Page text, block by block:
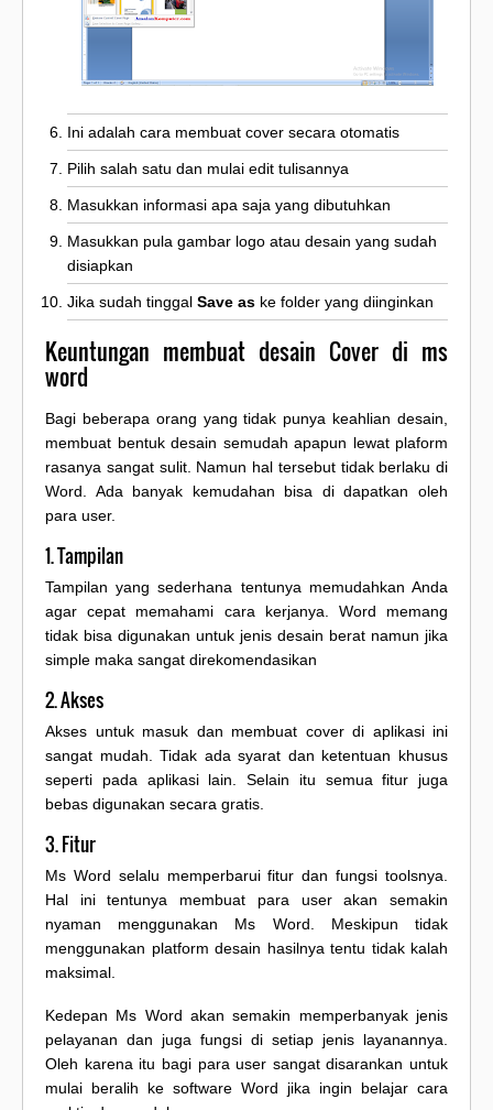
Ini adalah cara membuat cover secara otomatis
Pilih salah satu dan mulai edit tulisannya
Masukkan informasi apa saja yang dibutuhkan
Masukkan pula gambar logo atau desain yang sudah
disiapkan
Jika sudah tinggal Save as ke folder yang diinginkan
Keuntungan membuat desain Cover di ms
word
Bagi beberapa orang yang tidak punya keahlian desain,
membuat bentuk desain semudah apapun lewat plaform
rasanya sangat sulit. Namun hal tersebut tidak berlaku di
Word. Ada banyak kemudahan bisa di dapatkan oleh
para user.
1. Tampilan
Tampilan yang sederhana tentunya memudahkan Anda
agar cepat memahami cara kerjanya. Word memang
tidak bisa digunakan untuk jenis desain berat namun jika
simple maka sangat direkomendasikan
2. Akses
Akses untuk masuk dan membuat cover di aplikasi ini
sangat mudah. Tidak ada syarat dan ketentuan khusus
seperti pada aplikasi lain. Selain itu semua fitur juga
bebas digunakan secara gratis.
3. Fitur
Ms Word selalu memperbarui fitur dan fungsi toolsnya.
Hal ini tentunya membuat para user akan semakin
nyaman menggunakan Ms Word. Meskipun tidak
menggunakan platform desain hasilnya tentu tidak kalah
maksimal.
Kedepan Ms Word akan semakin memperbanyak jenis
pelayanan dan juga fungsi di setiap jenis layanannya.
Oleh karena itu bagi para user sangat disarankan untuk
mulai beralih ke software Word jika ingin belajar cara